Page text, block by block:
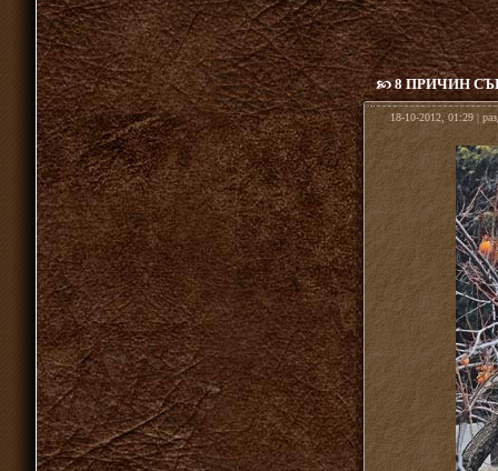
8 ПРИЧИН
18-10-2012, 01:29 |